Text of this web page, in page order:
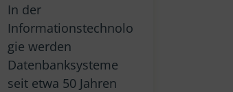
In der
Informationstechnolo
gie werden
Datenbanksysteme
seit etwa 50 Jahren